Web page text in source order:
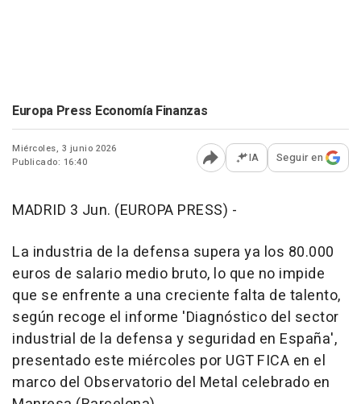
Europa Press Economía Finanzas
Miércoles, 3 junio 2026
Publicado: 16:40
Abrir opciones para
IA Seguir en
MADRID 3 Jun. (EUROPA PRESS) -
La industria de la defensa supera ya los 80.000
euros de salario medio bruto, lo que no impide
que se enfrente a una creciente falta de talento,
según recoge el informe 'Diagnóstico del sector
industrial de la defensa y seguridad en España',
presentado este miércoles por UGT FICA en el
marco del Observatorio del Metal celebrado en